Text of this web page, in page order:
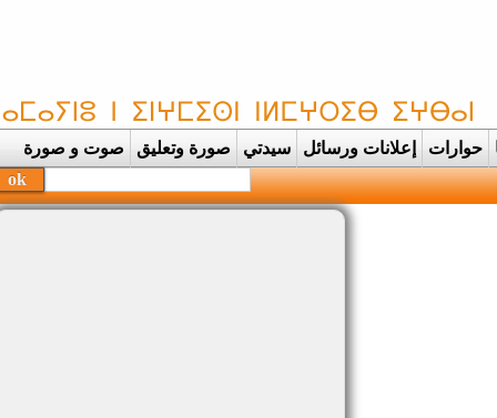
حوارات إعلانات ورسائل سيدتي صورة وتعليق صوت و صورة